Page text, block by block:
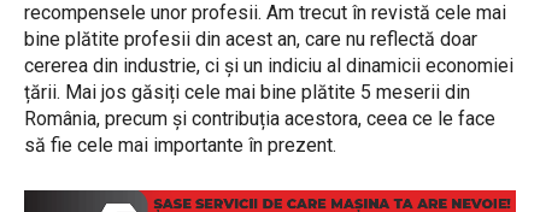
recompensele unor profesii. Am trecut în revistă cele mai
bine plătite profesii din acest an, care nu reflectă doar
cererea din industrie, ci și un indiciu al dinamicii economiei
țării. Mai jos găsiți cele mai bine plătite 5 meserii din
România, precum și contribuția acestora, ceea ce le face
să fie cele mai importante în prezent.